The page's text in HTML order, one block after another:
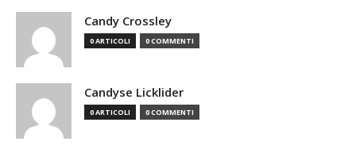
Candy Crossley
0 ARTICOLI 0 COMMENTI
Candyse Licklider
0 ARTICOLI 0 COMMENTI